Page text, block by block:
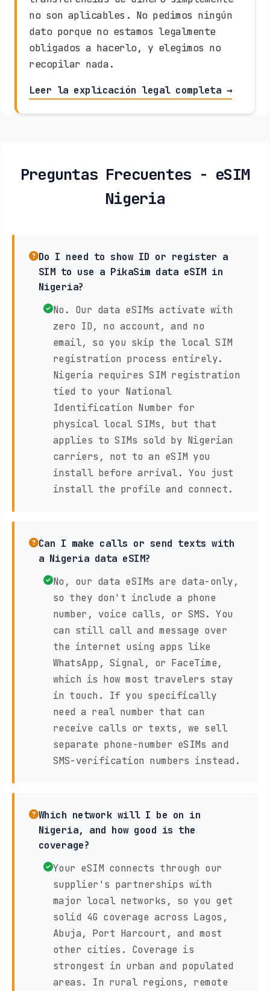
no son aplicables. No pedimos ningún
dato porque no estamos legalmente
obligados a hacerlo, y elegimos no
recopilar nada.
Leer la explicación legal completa →
Preguntas Frecuentes - eSIM
Nigeria
Do I need to show ID or register a
SIM to use a PikaSim data eSIM in
Nigeria?
No. Our data eSIMs activate with
zero ID, no account, and no
email, so you skip the local SIM
registration process entirely.
Nigeria requires SIM registration
tied to your National
Identification Number for
physical local SIMs, but that
applies to SIMs sold by Nigerian
carriers, not to an eSIM you
install before arrival. You just
install the profile and connect.
Can I make calls or send texts with
a Nigeria data eSIM?
No, our data eSIMs are data-only,
so they don't include a phone
number, voice calls, or SMS. You
can still call and message over
the internet using apps like
WhatsApp, Signal, or FaceTime,
which is how most travelers stay
in touch. If you specifically
need a real number that can
receive calls or texts, we sell
separate phone-number eSIMs and
SMS-verification numbers instead.
Which network will I be on in
Nigeria, and how good is the
coverage?
Your eSIM connects through our
supplier's partnerships with
major local networks, so you get
solid 4G coverage across Lagos,
Abuja, Port Harcourt, and most
other cities. Coverage is
strongest in urban and populated
areas. In rural regions, remote